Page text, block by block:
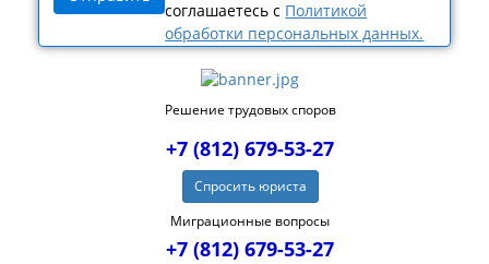
соглашаетесь с Политикой
обработки персональных данных.
Решение трудовых споров
+7 (812) 679-53-27
Спросить юриста
Миграционные вопросы
+7 (812) 679-53-27